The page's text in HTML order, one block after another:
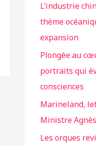
r
:
L’industrie
thème
expansion
Plongée au
portraits qui
consciences
Marineland,
Ministre
Les orques